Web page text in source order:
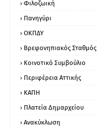
Φιλοζωική
Πανηγύρι
ΟΚΠΔΥ
Βρεφονηπιακός Σταθμός
Κοινοτικό Συμβούλιο
Περιφέρεια Αττικής
ΚΑΠΗ
Πλατεία Δημαρχείου
Ανακύκλωση